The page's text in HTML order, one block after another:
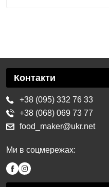
Контакти
+38 (095) 332 76 33
+38 (068) 069 73 77
food_maker@ukr.net
Ми в соцмережах: